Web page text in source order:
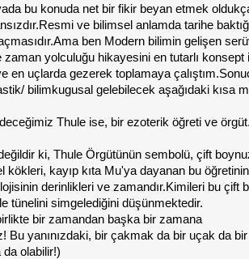
bu konuda net bir fikir beyan etmek
ve bilimsel anlamda tarihe
ben Modern bilimin gelişen
zaman yolculuğu hikayesini en tutarlı konsept
en uçlarda gezerek toplamaya
bilimkugusal gelebilecek aşağıdaki kısa
Thule ise, bir ezoterik öğreti ve
ki, Thule Örgütünün sembolü, çift
kökleri, kayıp kıta Mu'ya dayanan bu
derinlikleri ve zamandır.Kimileri bu çift
tünelini simgelediğini düşünmektedir.
bir zamandan başka bir zamana
Bu yanınızdaki, bir çakmak da bir uçak da
olabilir!)